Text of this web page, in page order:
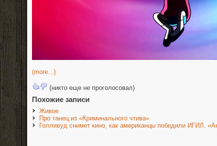
(more...)
(никто еще не проголосовал)
Похожие записи
Живое
Про танец из «Криминального чтива»
Голливуд снимет кино, как американцы победили ИГИЛ.